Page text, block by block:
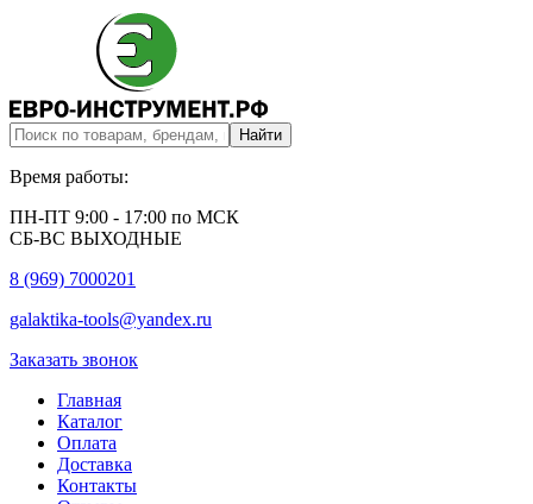
Время работы:
ПН-ПТ 9:00 - 17:00 по МСК
СБ-ВС ВЫХОДНЫЕ
8 (969) 7000201
galaktika-tools@yandex.ru
Заказать звонок
Главная
Каталог
Оплата
Доставка
Контакты